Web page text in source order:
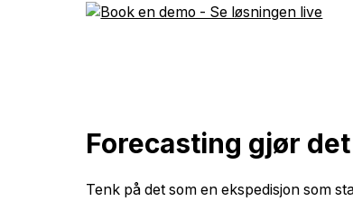
Forecasting gjør
Tenk på det som en ekspedisjon som